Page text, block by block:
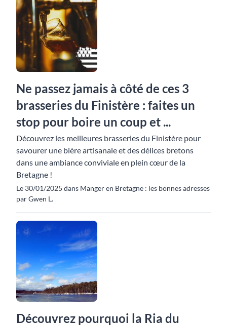
Ne passez jamais à côté de ces 3
brasseries du Finistère : faites un
stop pour boire un coup et ...
Découvrez les meilleures brasseries du Finistère pour
savourer une bière artisanale et des délices bretons
dans une ambiance conviviale en plein cœur de la
Bretagne !
Le 30/01/2025 dans Manger en Bretagne : les bonnes adresses
par Gwen L.
Découvrez pourquoi la Ria du